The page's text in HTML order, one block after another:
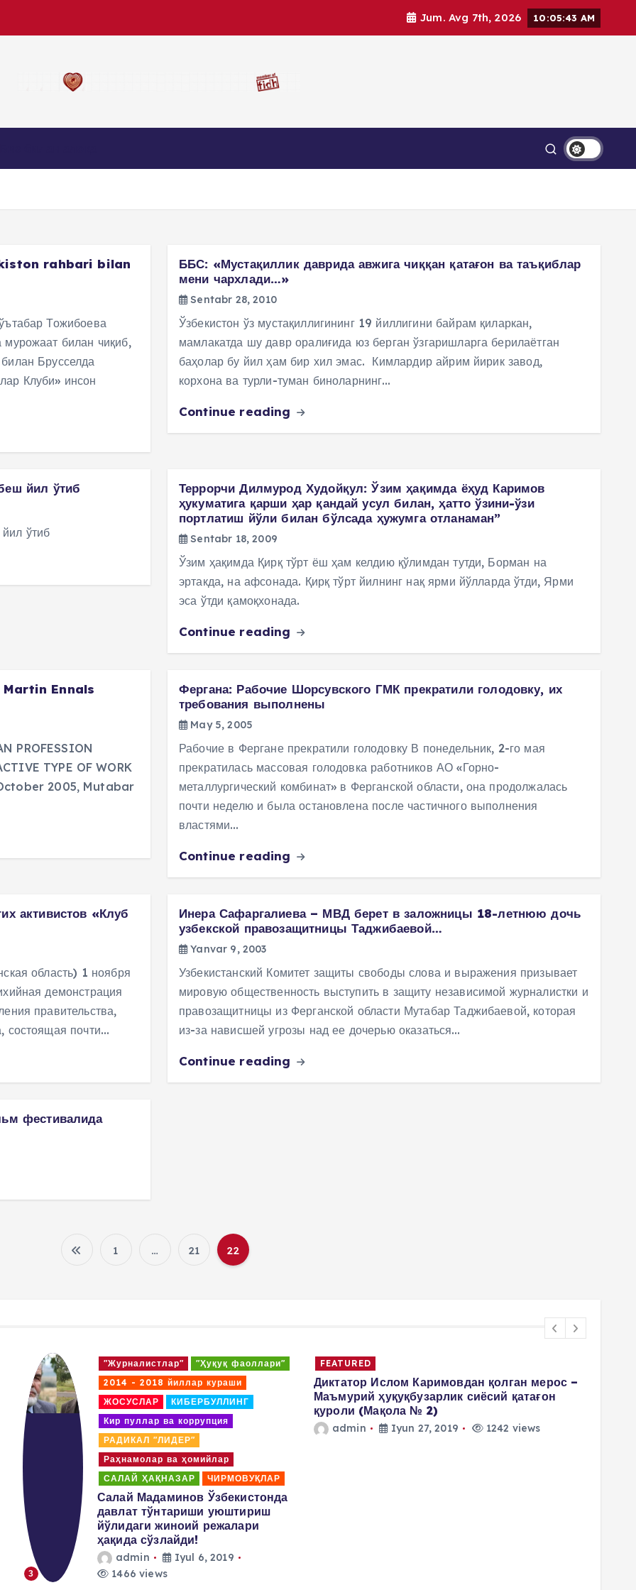
Jum. Avg 7th, 2026 10:05:44 AM
rahbari bilan
Тожибоева
мурожаат билан чиқиб,
Брусселда
Клуби» инсон
ББС: «Мустақиллик даврида авжига чиққан қатағон ва таъқиблар
мени чархлади…»
Sentabr 28, 2010
Ўзбекистон ўз мустақиллигининг 19 йиллигини байрам қиларкан,
мамлакатда шу давр оралиғида юз берган ўзгаришларга берилаётган
баҳолар бу йил ҳам бир хил эмас. Кимлардир айрим йирик завод,
корхона ва турли-туман биноларнинг…
Continue reading
йил ўтиб
ўтиб
Террорчи Дилмурод Худойқул: Ўзим ҳақимда ёҳуд Каримов
ҳукуматига қарши ҳар қандай усул билан, ҳатто ўзини-ўзи
портлатиш йўли билан бўлсада ҳужумга отланаман”
Sentabr 18, 2009
Ўзим ҳақимда Қирқ тўрт ёш ҳам келдию қўлимдан тутди, Борман на
эртакда, на афсонада. Қирқ тўрт йилнинг нақ ярми йўлларда ўтди, Ярми
эса ўтди қамоқхонада.
Continue reading
Ennals
PROFESSION
TYPE OF WORK
2005, Mutabar
Фергана: Рабочие Шорсувского ГМК прекратили голодовку, их
требования выполнены
May 5, 2005
Рабочие в Фергане прекратили голодовку В понедельник, 2-го мая
прекратилась массовая голодовка работников АО «Горно-
металлургический комбинат» в Ферганской области, она продолжалась
почти неделю и была остановлена после частичного выполнения
властями…
Continue reading
активистов «Клуб
область) 1 ноября
демонстрация
правительства,
состоящая почти…
Инера Сафаргалиева – МВД берет в заложницы 18-летнюю дочь
узбекской правозащитницы Таджибаевой…
Yanvar 9, 2003
Узбекистанский Комитет защиты свободы слова и выражения призывает
мировую общественность выступить в защиту независимой журналистки и
правозащитницы из Ферганской области Мутабар Таджибаевой, которая
из-за нависшей угрозы над ее дочерью оказаться…
Continue reading
фестивалида
s
t
s
p
a
g
1 … 21 22
3
"Журналистлар"
"Ҳуқуқ фаоллари"
2014 - 2018 йиллар кураши
ЖОСУСЛАР
КИБЕРБУЛЛИНГ
Кир пуллар ва коррупция
РАДИКАЛ "ЛИДЕР"
Раҳнамолар ва ҳомийлар
САЛАЙ ҲАҚНАЗАР
ЧИРМОВУҚЛАР
Салай Мадаминов Ўзбекистонда
давлат тўнтариши уюштириш
йўлидаги жиноий режалари
ҳақида сўзлайди!
admin
Iyul 6, 2019
1466 views
FEATURED
Диктатор Ислом Каримовдан қолган мерос –
Маъмурий ҳуқуқбузарлик сиёсий қатағон
қуроли (Мақола № 2)
admin Iyun 27, 2019 1242 views